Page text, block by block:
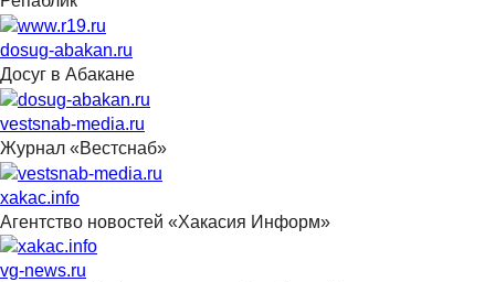
dosug-abakan.ru
Досуг в Абакане
vestsnab-media.ru
Журнал «Вестснаб»
xakac.info
Агентство новостей «Хакасия Информ»
vg-news.ru